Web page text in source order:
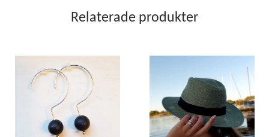
Relaterade produkter